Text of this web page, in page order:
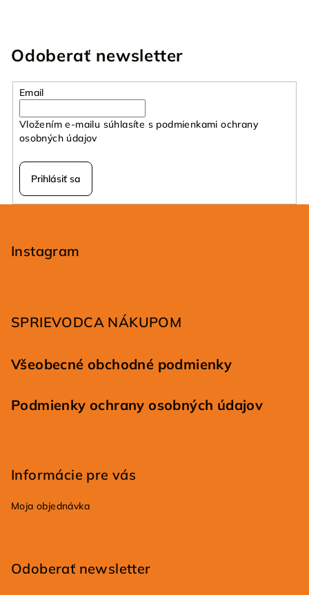
Odoberať newsletter
Email
Vložením e-mailu súhlasíte s podmienkami ochrany
osobných údajov
Prihlásiť sa
Instagram
SPRIEVODCA NÁKUPOM
Všeobecné obchodné podmienky
Podmienky ochrany osobných údajov
Informácie pre vás
Moja objednávka
Odoberať newsletter